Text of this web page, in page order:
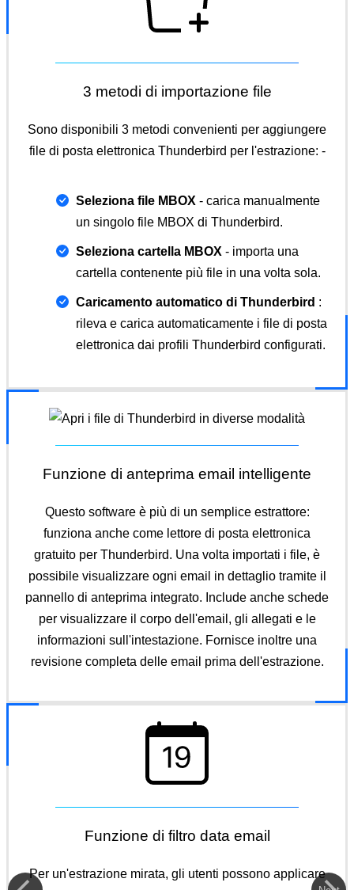
3 metodi di importazione file
Sono disponibili 3 metodi convenienti per aggiungere
file di posta elettronica Thunderbird per l'estrazione: -
Seleziona file MBOX - carica manualmente
un singolo file MBOX di Thunderbird.
Seleziona cartella MBOX - importa una
cartella contenente più file in una volta sola.
Caricamento automatico di Thunderbird :
rileva e carica automaticamente i file di posta
elettronica dai profili Thunderbird configurati.
Funzione di anteprima email intelligente
Questo software è più di un semplice estrattore:
funziona anche come lettore di posta elettronica
gratuito per Thunderbird. Una volta importati i file, è
possibile visualizzare ogni email in dettaglio tramite il
pannello di anteprima integrato. Include anche schede
per visualizzare il corpo dell'email, gli allegati e le
informazioni sull'intestazione. Fornisce inoltre una
revisione completa delle email prima dell'estrazione.
Funzione di filtro data email
Per un'estrazione mirata, gli utenti possono applicare